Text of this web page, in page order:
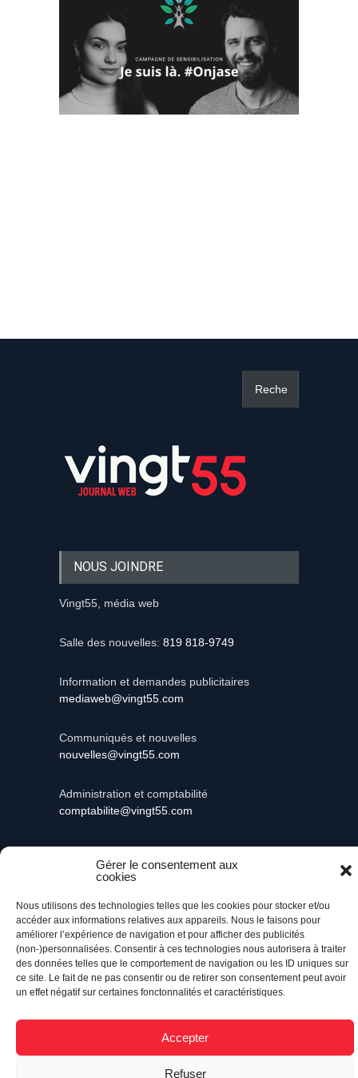
Gérer le consentement aux
cookies
Nous utilisons des technologies telles que les cookies pour stocker et/ou
accéder aux informations relatives aux appareils. Nous le faisons pour
améliorer l’expérience de navigation et pour afficher des publicités
(non-)personnalisées. Consentir à ces technologies nous autorisera à traiter
des données telles que le comportement de navigation ou les ID uniques sur
ce site. Le fait de ne pas consentir ou de retirer son consentement peut avoir
un effet négatif sur certaines fonctonnalités et caractéristiques.
Accepter
Refuser
NOUS JOINDRE
Vingt55, média web
Salle des nouvelles: 819 818-9749
Information et demandes publicitaires
mediaweb@vingt55.com
Communiqués et nouvelles
nouvelles@vingt55.com
Administration et comptabilité
comptabilite@vingt55.com
réservés.
Retour à l’accueil